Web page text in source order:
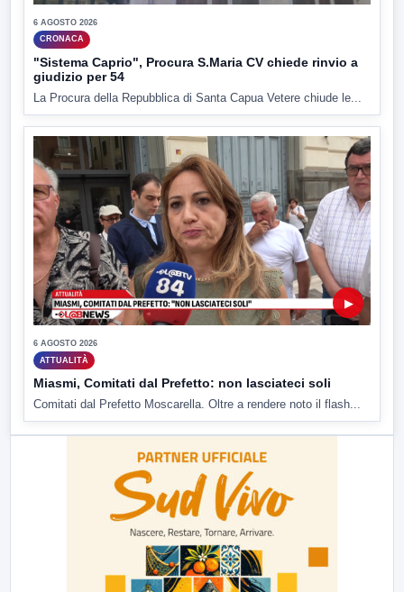
6 AGOSTO 2026
CRONACA
"Sistema Caprio", Procura S.Maria CV chiede rinvio a
giudizio per 54
La Procura della Repubblica di Santa Capua Vetere chiude le...
▶
6 AGOSTO 2026
ATTUALITÀ
Miasmi, Comitati dal Prefetto: non lasciateci soli
Comitati dal Prefetto Moscarella. Oltre a rendere noto il flash...